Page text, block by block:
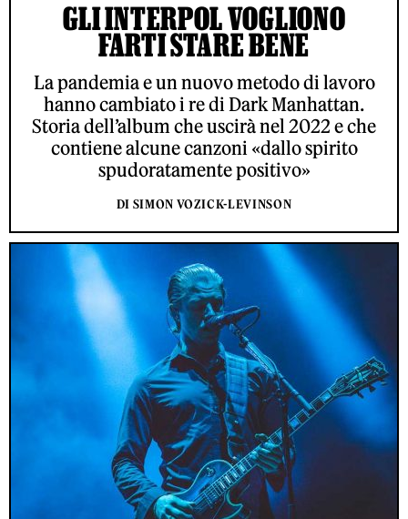
GLI INTERPOL VOGLIONO
FARTI STARE BENE
La pandemia e un nuovo metodo di lavoro
hanno cambiato i re di Dark Manhattan.
Storia dell’album che uscirà nel 2022 e che
contiene alcune canzoni «dallo spirito
spudoratamente positivo»
DI SIMON VOZICK-LEVINSON